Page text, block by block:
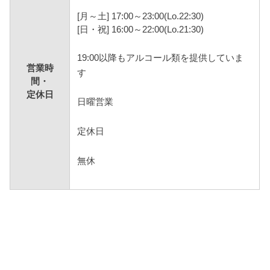
営業時
間・
定休日
[月～土] 17:00～23:00(Lo.22:30)
[日・祝] 16:00～22:00(Lo.21:30)
19:00以降もアルコール類を提供していま
す
日曜営業
定休日
無休